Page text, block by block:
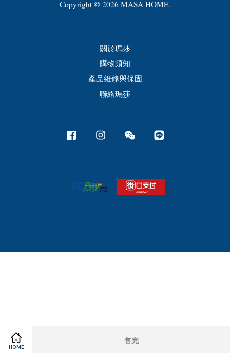
HOME
售完
Copyright © 2026 MASA HOME.
關於瑪莎
購物須知
產品維修與保固
聯絡瑪莎
Facebook Instagram Wechat